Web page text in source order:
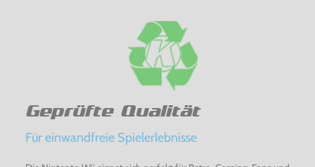
Geprüfte Qualität
Für einwandfreie Spielerlebnisse